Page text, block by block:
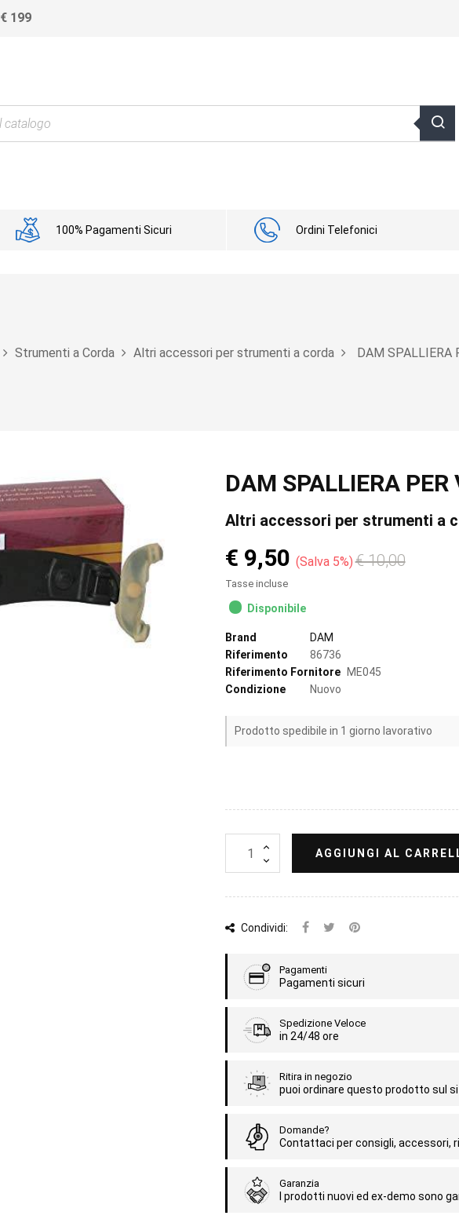
€ 199
100% Pagamenti Sicuri Ordini Telefonici
Strumenti a Corda Altri accessori per strumenti a corda DAM SPALLIERA
DAM SPALLIERA
Altri accessori per strumenti a
€ 9,50 Salva 5% € 10,00
Tasse incluse
Disponibile
Brand
DAM
Riferimento
86736
Riferimento Fornitore
ME045
Condizione
Nuovo
Prodotto spedibile in 1 giorno lavorativo
AGGIUNGI AL
Condividi:
Pagamenti
Pagamenti sicuri
Spedizione Veloce
in 24/48 ore
Ritira in negozio
puoi ordinare questo prodotto sul
Domande?
Contattaci per consigli, accessori,
Garanzia
I prodotti nuovi ed ex-demo sono